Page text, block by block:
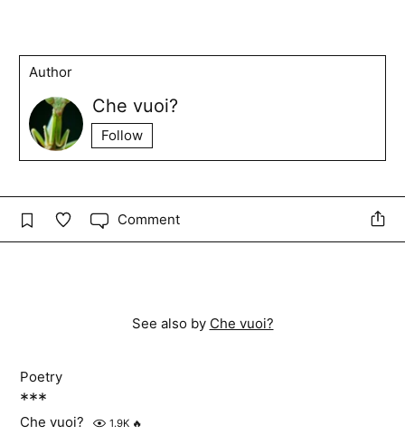
Author
Che vuoi?
Follow
Comment
See also by Che vuoi?
Poetry
***
Che vuoi? 1.9K 🔥